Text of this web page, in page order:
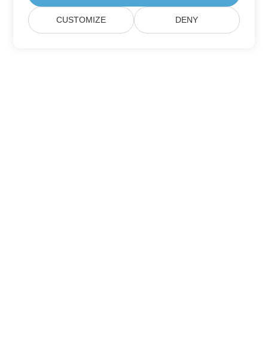
CUSTOMIZE DENY